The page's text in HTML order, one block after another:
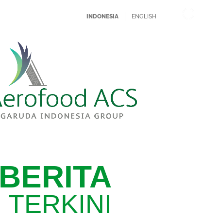
BERITA
TERKINI
INDONESIA ENGLISH